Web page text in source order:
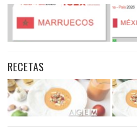
RECETAS